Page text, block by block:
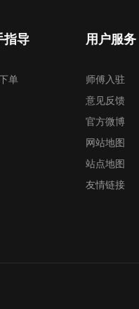
指导
单
用户服务
师傅入驻
意见反馈
官方微博
网站地图
站点地图
友情链接